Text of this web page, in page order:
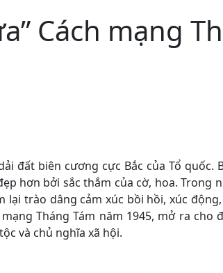
Cách mạng
đất biên cương cực Bắc của Tổ quốc.
hơn bởi sắc thắm của cờ, hoa. Trong
lại trào dâng cảm xúc bồi hồi, xúc
Tháng Tám năm 1945, mở ra cho
và chủ nghĩa xã hội.